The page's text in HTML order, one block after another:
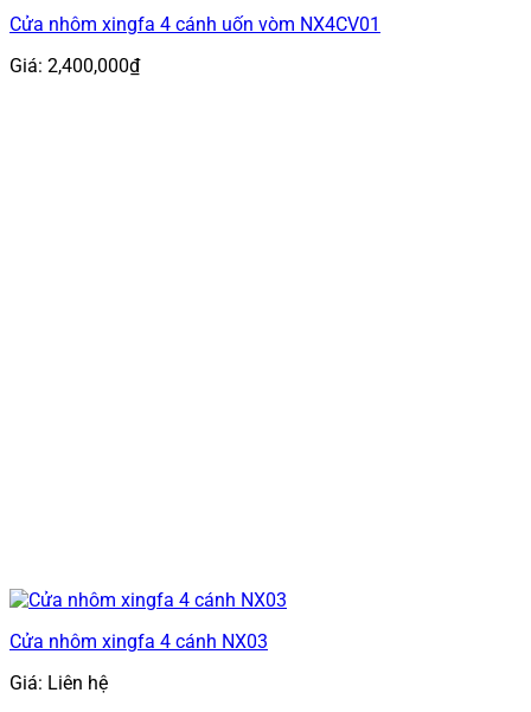
Cửa nhôm xingfa 4 cánh uốn vòm NX4CV01
Giá: 2,400,000₫
Cửa nhôm xingfa 4 cánh NX03
Giá: Liên hệ